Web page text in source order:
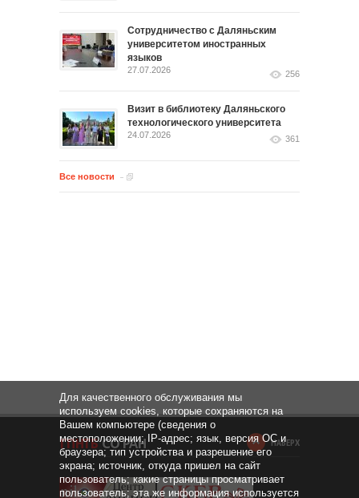
Сотрудничество с Даляньским
университетом иностранных
языков
27.07.2026 256
Визит в библиотеку Даляньского
технологического университета
24.07.2026 361
Все новости
НАВЕРХ
Для качественного обслуживания мы
используем cookies, которые сохраняются на
Вашем компьютере (сведения о
местоположении; IP-адрес; язык, версия ОС и
браузера; тип устройства и разрешение его
экрана; источник, откуда пришел на сайт
пользователь; какие страницы просматривает
пользователь; эта же информация используется